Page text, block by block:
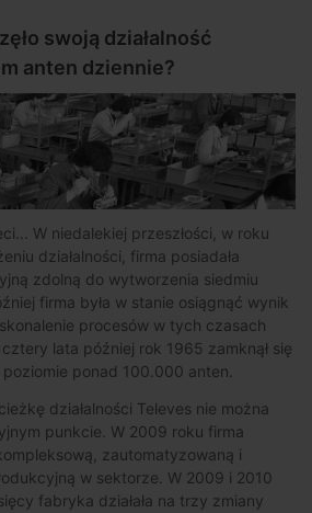
swoją działalność
anten dziennie?
W niedalekiej przeszłości, w roku
działalności, firma posiadała
zdolną do wytworzenia siedmiu
firma była w stanie osiągnąć wynik
procesów w tych czasach
lata później rok 1965 zamknął się
ponad 100.000 anten.
działalności Televes nie można
punkcie. W 2009 roku firma
zautomatyzowaną i
w sektorze. W 2009 i 2010
fabryka działała na trzy zmiany